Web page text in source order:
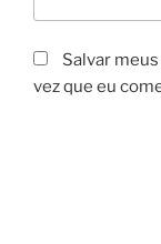
Salvar
vez que eu